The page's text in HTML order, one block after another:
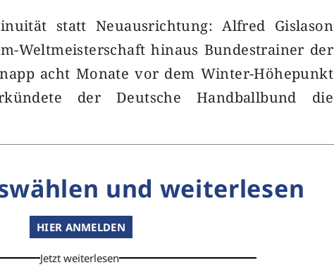
statt Neuausrichtung: Alfred Gislason
Weltmeisterschaft hinaus Bundestrainer der
acht Monate vor dem Winter-Höhepunkt
der Deutsche Handballbund die
und weiterlesen
HIER ANMELDEN
Jetzt weiterlesen